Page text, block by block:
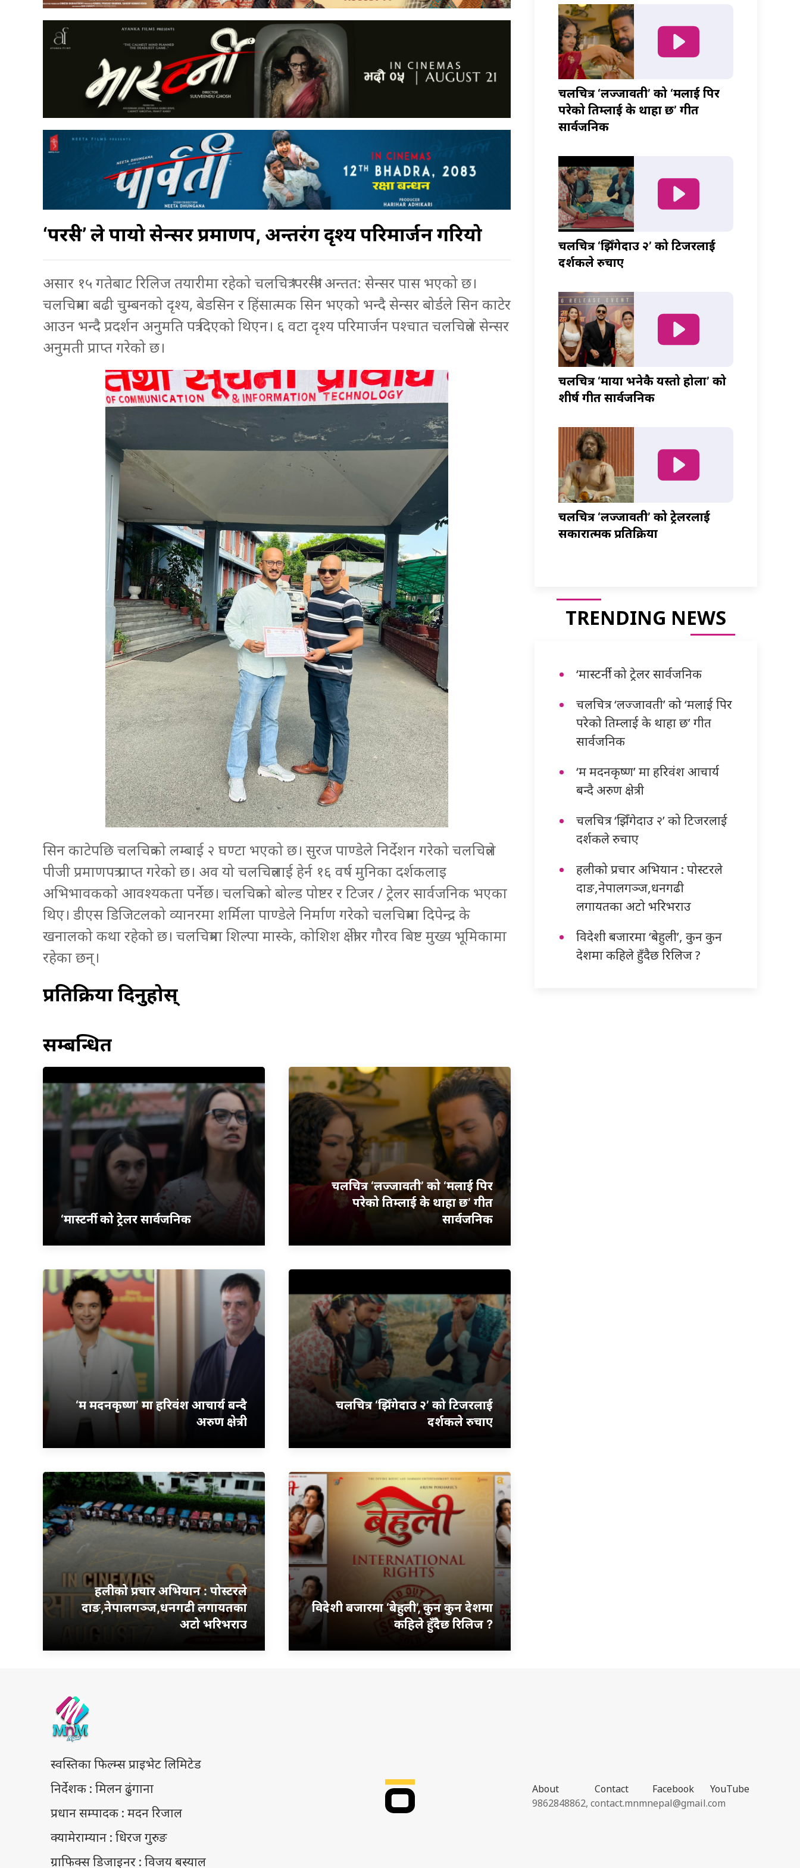
‘परस्त्री’ ले पायो सेन्सर प्रमाणपत्र, अन्तरंग दृश्य परिमार्जन गरियो
असार १५ गतेबाट रिलिज तयारीमा रहेको चलचित्र ‘परस्त्री’ अन्तत: सेन्सर पास भएको छ।
चलचित्रमा बढी चुम्बनको दृश्य, बेडसिन र हिंसात्मक सिन भएको भन्दै सेन्सर बोर्डले सिन काटेर
आउन भन्दै प्रदर्शन अनुमति पत्र दिएको थिएन। ६ वटा दृश्य परिमार्जन पश्चात चलचित्रले सेन्सर
अनुमती प्राप्त गरेको छ।
सिन काटेपछि चलचित्रको लम्बाई २ घण्टा भएको छ। सुरज पाण्डेले निर्देशन गरेको चलचित्रले
पीजी प्रमाणपत्र प्राप्त गरेको छ। अव यो चलचित्रलाई हेर्न १६ वर्ष मुनिका दर्शकलाइ
अभिभावकको आवश्यकता पर्नेछ। चलचित्रको बोल्ड पोष्टर र टिजर / ट्रेलर सार्वजनिक भएका
थिए। डीएस डिजिटलको व्यानरमा शर्मिला पाण्डेले निर्माण गरेको चलचित्रमा दिपेन्द्र के
खनालको कथा रहेको छ। चलचित्रमा शिल्पा मास्के, कोशिश क्षेत्री र गौरव बिष्ट मुख्य भूमिकामा
रहेका छन्।
प्रतिक्रिया दिनुहोस्
सम्बन्धित
‘मास्टर्नी’ को ट्रेलर सार्वजनिक
चलचित्र ‘लज्जावती’ को ‘मलाई पिर
परेको तिम्लाई के थाहा छ’ गीत
सार्वजनिक
‘म मदनकृष्ण’ मा हरिवंश आचार्य बन्दै
अरुण क्षेत्री
चलचित्र ‘झिँगेदाउ २’ को टिजरलाई
दर्शकले रुचाए
हलीको प्रचार अभियान : पोस्टरले
दाङ,नेपालगञ्ज,धनगढी लगायतका
अटो भरिभराउ
विदेशी बजारमा ‘बेहुली’, कुन कुन देशमा
कहिले हुँदैछ रिलिज ?
चलचित्र ‘लज्जावती’ को ‘मलाई पिर
परेको तिम्लाई के थाहा छ’ गीत
सार्वजनिक
चलचित्र ‘झिँगेदाउ २’ को टिजरलाई
दर्शकले रुचाए
चलचित्र ‘माया भनेकै यस्तो होला’ को
शीर्ष गीत सार्वजनिक
चलचित्र ‘लज्जावती’ को ट्रेलरलाई
सकारात्मक प्रतिक्रिया
TRENDING NEWS
‘मास्टर्नी’ को ट्रेलर सार्वजनिक
चलचित्र ‘लज्जावती’ को ‘मलाई पिर
परेको तिम्लाई के थाहा छ’ गीत
सार्वजनिक
‘म मदनकृष्ण’ मा हरिवंश आचार्य
बन्दै अरुण क्षेत्री
चलचित्र ‘झिँगेदाउ २’ को टिजरलाई
दर्शकले रुचाए
हलीको प्रचार अभियान : पोस्टरले
दाङ,नेपालगञ्ज,धनगढी
लगायतका अटो भरिभराउ
विदेशी बजारमा ‘बेहुली’, कुन कुन
देशमा कहिले हुँदैछ रिलिज ?
स्वस्तिका फिल्म्स प्राइभेट लिमिटेड
निर्देशक : मिलन ढुंगाना
प्रधान सम्पादक : मदन रिजाल
क्यामेराम्यान : धिरज गुरुङ
ग्राफिक्स डिजाइनर : विजय बस्याल
About Contact Facebook
YouTube
9862848862,contact.mnmnepal@gmail.com